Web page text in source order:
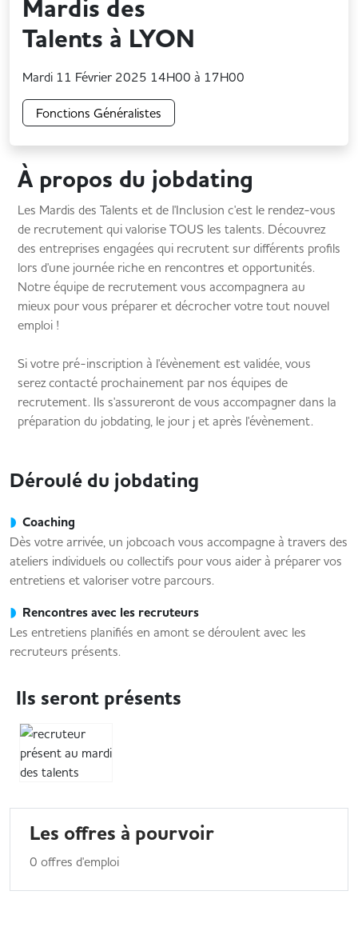
Mardis des
Talents à LYON
Mardi 11 Février 2025 14H00 à 17H00
Fonctions Généralistes
À propos du jobdating
Les Mardis des Talents et de l'Inclusion c'est le rendez-vous
de recrutement qui valorise TOUS les talents. Découvrez
des entreprises engagées qui recrutent sur différents profils
lors d'une journée riche en rencontres et opportunités.
Notre équipe de recrutement vous accompagnera au
mieux pour vous préparer et décrocher votre tout nouvel
emploi !
Si votre pré-inscription à l'évènement est validée, vous
serez contacté prochainement par nos équipes de
recrutement. Ils s'assureront de vous accompagner dans la
préparation du jobdating, le jour j et après l'évènement.
Déroulé du jobdating
Coaching
Dès votre arrivée, un jobcoach vous accompagne à travers des
ateliers individuels ou collectifs pour vous aider à préparer vos
entretiens et valoriser votre parcours.
Rencontres avec les recruteurs
Les entretiens planifiés en amont se déroulent avec les
recruteurs présents.
Ils seront présents
Les offres à pourvoir
0 offres d'emploi